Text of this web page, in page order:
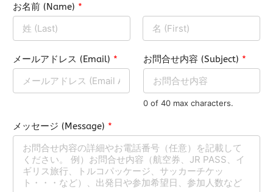
お名前 (Name) *
r
a
s
メールアドレス (Email) * お問合せ内容 (Subject) *
0 of 40 max characters.
メッセージ (Message) *